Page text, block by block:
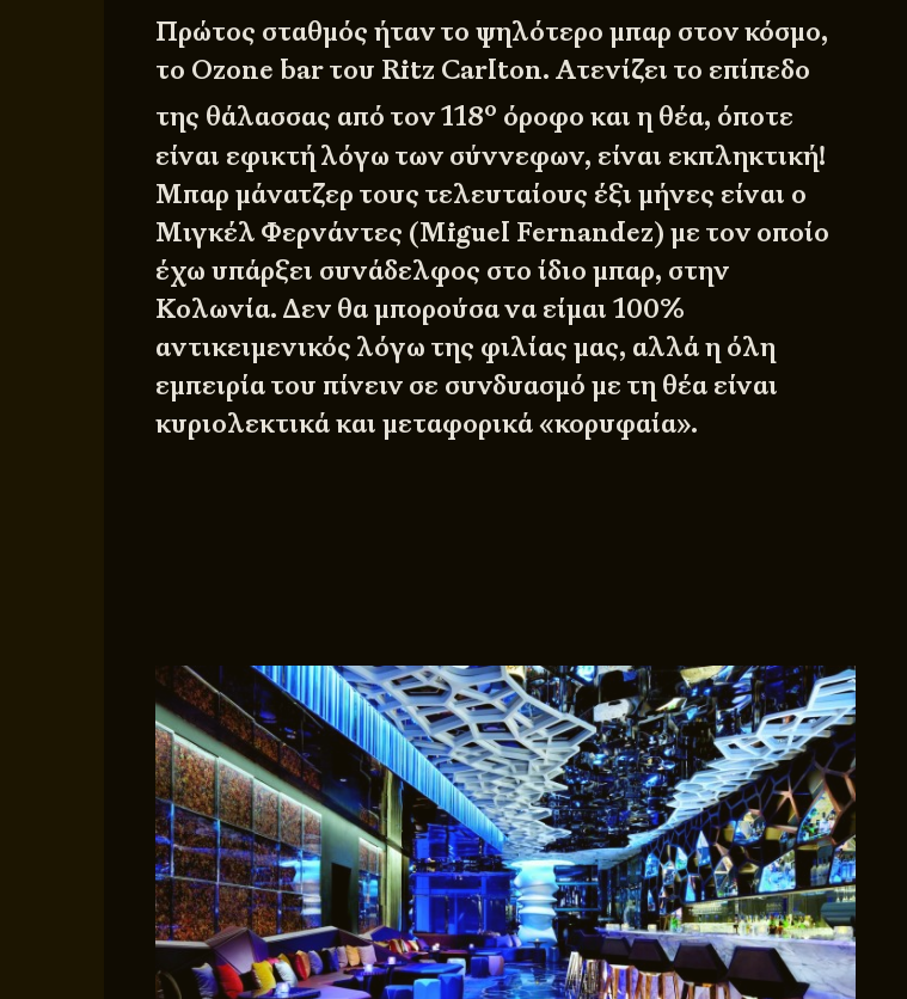
Πρώτος σταθμός ήταν το ψηλότερο μπαρ στον κόσμο,
το Ozone bar του Ritz Carlton. Ατενίζει το επίπεδο
της θάλασσας από τον 118ο όροφο και η θέα, όποτε
είναι εφικτή λόγω των σύννεφων, είναι εκπληκτική!
Μπαρ μάνατζερ τους τελευταίους έξι μήνες είναι ο
Μιγκέλ Φερνάντες (Miguel Fernandez) με τον οποίο
έχω υπάρξει συνάδελφος στο ίδιο μπαρ, στην
Κολωνία. Δεν θα μπορούσα να είμαι 100%
αντικειμενικός λόγω της φιλίας μας, αλλά η όλη
εμπειρία του πίνειν σε συνδυασμό με τη θέα είναι
κυριολεκτικά και μεταφορικά «κορυφαία».